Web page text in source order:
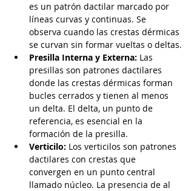
es un patrón dactilar marcado por
líneas curvas y continuas. Se
observa cuando las crestas dérmicas
se curvan sin formar vueltas o deltas.
Presilla Interna y Externa: Las
presillas son patrones dactilares
donde las crestas dérmicas forman
bucles cerrados y tienen al menos
un delta. El delta, un punto de
referencia, es esencial en la
formación de la presilla.
Verticilo: Los verticilos son patrones
dactilares con crestas que
convergen en un punto central
llamado núcleo. La presencia de al